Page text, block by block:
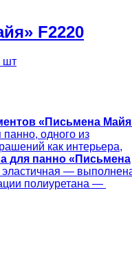
F2220
шт
« Письмена Майя
панно, одного из
как интерьера,
для панно « Письмена
—
полиуретана —